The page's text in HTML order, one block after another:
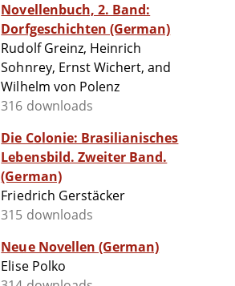
Novellenbuch, 2. Band:
Dorfgeschichten (German)
Rudolf Greinz, Heinrich
Sohnrey, Ernst Wichert, and
Wilhelm von Polenz
316 downloads
Die Colonie: Brasilianisches
Lebensbild. Zweiter Band.
(German)
Friedrich Gerstäcker
315 downloads
Neue Novellen (German)
Elise Polko